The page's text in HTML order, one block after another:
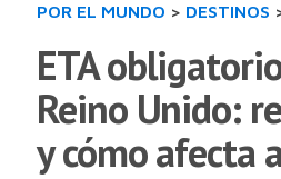
POR EL MUNDO > DESTINOS
ETA
Reino Unido:
y cómo afecta